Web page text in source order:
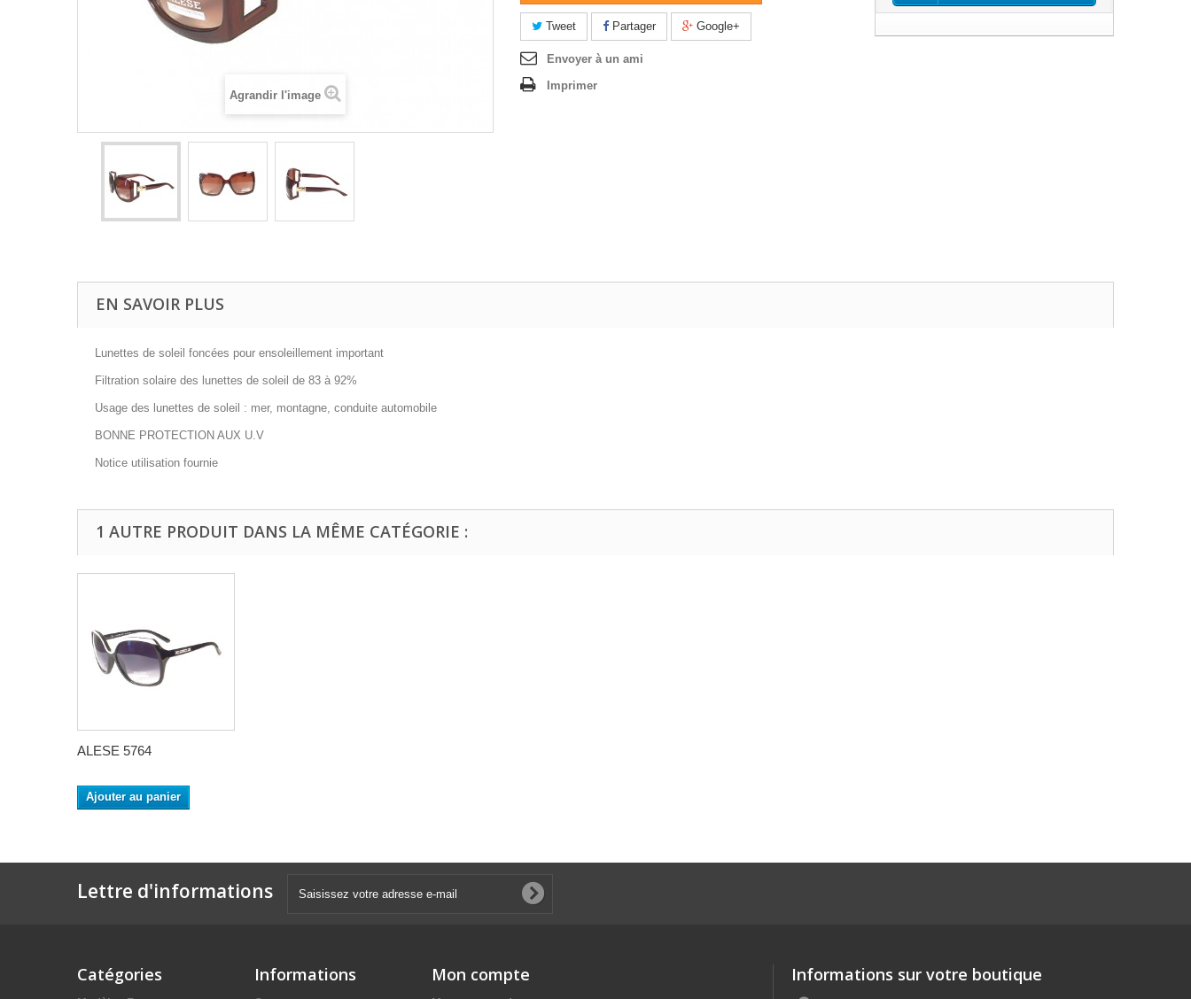
Agrandir l'image
Tweet Partager Google+
Envoyer à un ami
Imprimer
EN SAVOIR PLUS
Lunettes de soleil foncées pour ensoleillement important
Filtration solaire des lunettes de soleil de 83 à 92%
Usage des lunettes de soleil : mer, montagne, conduite automobile
BONNE PROTECTION AUX U.V
Notice utilisation fournie
1 AUTRE PRODUIT DANS LA MÊME CATÉGORIE :
ALESE 5764
Ajouter au panier
Lettre d'informations
Catégories Informations Mon compte Informations sur votre boutique